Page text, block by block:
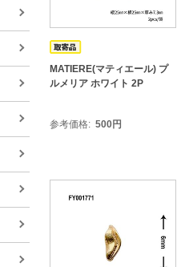
MATIERE(マティエール) プ
ルメリア ホワイト 2P
参考価格 500円